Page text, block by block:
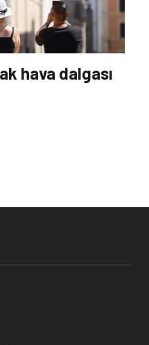
hava dalgası